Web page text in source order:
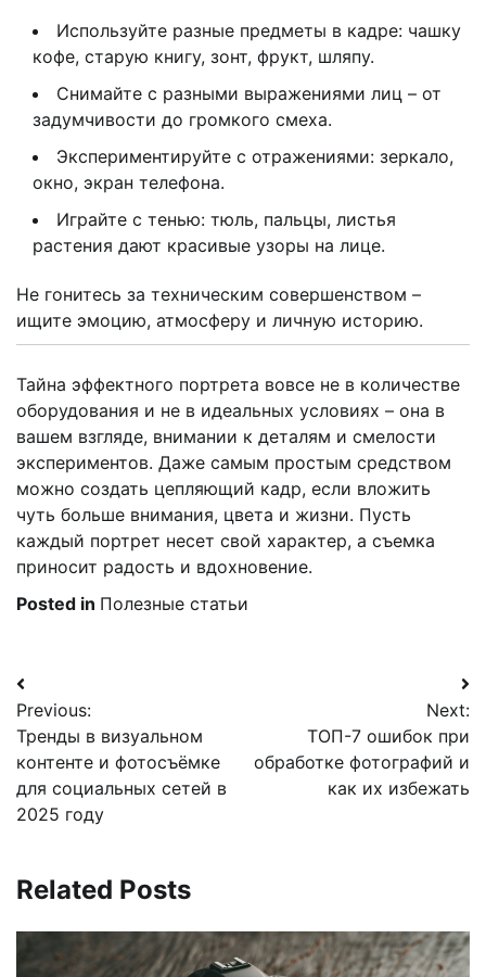
Используйте разные предметы в кадре: чашку
кофе, старую книгу, зонт, фрукт, шляпу.
Снимайте с разными выражениями лиц – от
задумчивости до громкого смеха.
Экспериментируйте с отражениями: зеркало,
окно, экран телефона.
Играйте с тенью: тюль, пальцы, листья
растения дают красивые узоры на лице.
Не гонитесь за техническим совершенством –
ищите эмоцию, атмосферу и личную историю.
Тайна эффектного портрета вовсе не в количестве
оборудования и не в идеальных условиях – она в
вашем взгляде, внимании к деталям и смелости
экспериментов. Даже самым простым средством
можно создать цепляющий кадр, если вложить
чуть больше внимания, цвета и жизни. Пусть
каждый портрет несет свой характер, а съемка
приносит радость и вдохновение.
Posted in Полезные статьи
Навигация
по
записям
Previous:
Тренды в визуальном
контенте и фотосъёмке
для социальных сетей в
2025 году
Next:
ТОП-7 ошибок при
обработке фотографий и
как их избежать
Related Posts